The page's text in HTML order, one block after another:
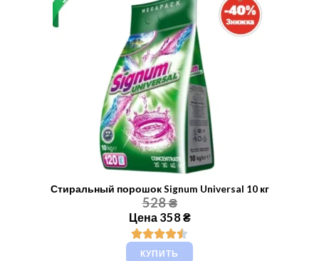
Стиральный порошок Signum Universal 10 кг
528 ₴
Цена 358 ₴
КУПИТЬ